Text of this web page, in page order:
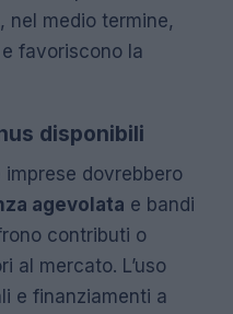
nel medio termine,
favoriscono la
disponibili
imprese dovrebbero
agevolata e bandi
contributi o
al mercato. L’uso
e finanziamenti a